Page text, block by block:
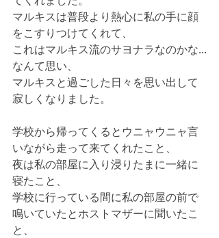
マルキスは普段より熱心に私の手に顔
をこすりつけてくれて、
これはマルキス流のサヨナラなのかな...
なんて思い、
マルキスと過ごした日々を思い出して
寂しくなりました。
学校から帰ってくるとウニャウニャ言
いながら走って来てくれたこと、
夜は私の部屋に入り浸りたまに一緒に
寝たこと、
学校に行っている間に私の部屋の前で
鳴いていたとホストマザーに聞いたこ
と、